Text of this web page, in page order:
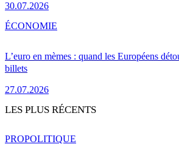
30.07.2026
L’euro en mèmes : quand les Européens
billets
27.07.2026
ÉCONOMIE
LES PLUS RÉCENTS
PROPOLITIQUE